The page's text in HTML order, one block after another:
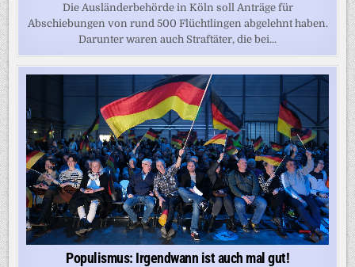
Die Ausländerbehörde in Köln soll Anträge für
Abschiebungen von rund 500 Flüchtlingen abgelehnt haben.
Darunter waren auch Straftäter, die bei...
Populismus: Irgendwann ist auch mal gut!